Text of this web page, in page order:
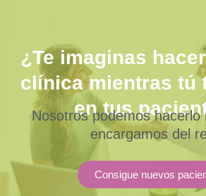
¿Te imaginas
clínica mientras tú
en tus
Nosotros podemos hacerlo
encargamos del
Consigue nuevos